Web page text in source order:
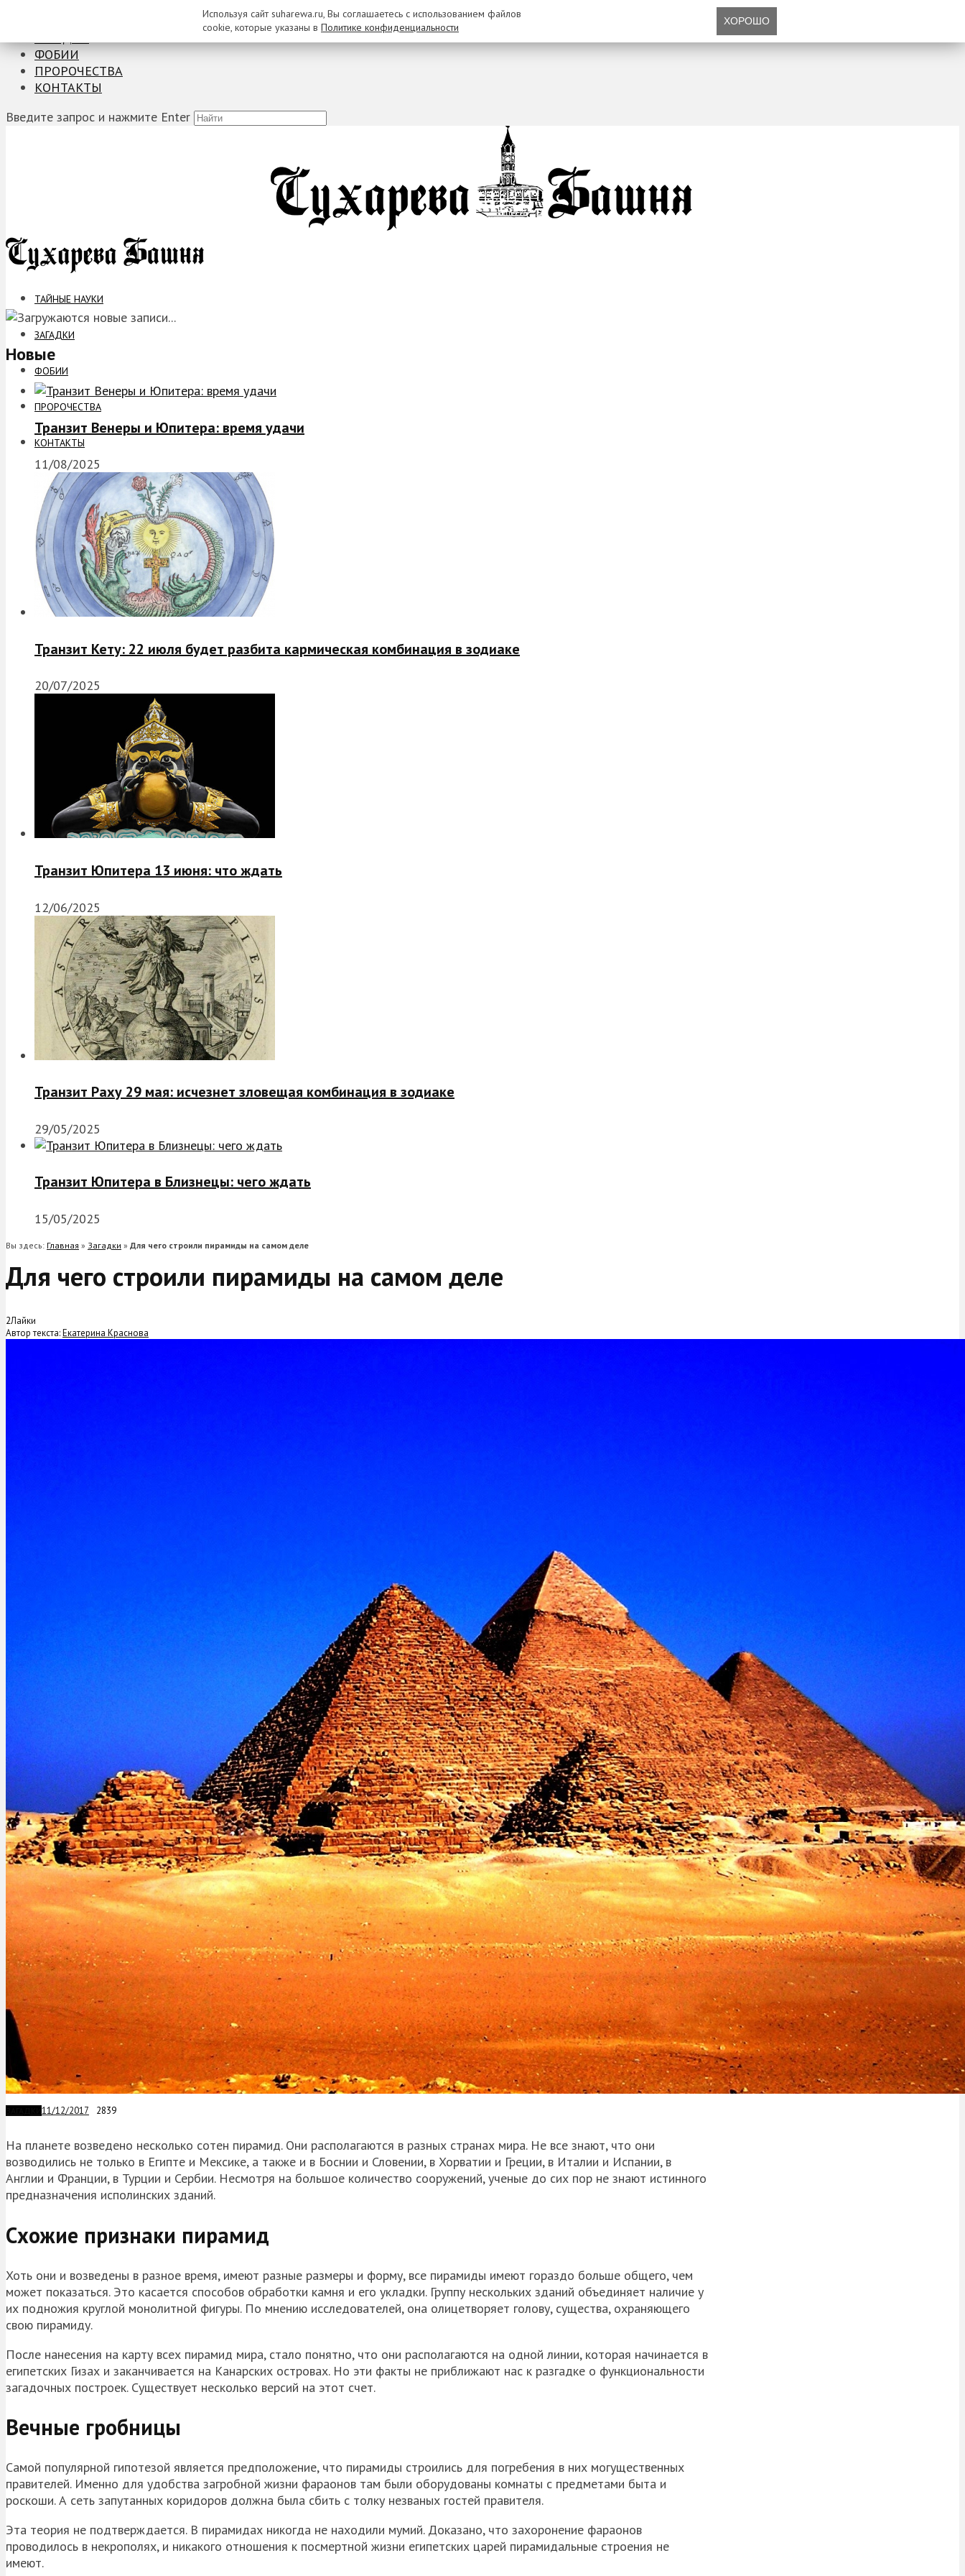
ФОБИИ
ПРОРОЧЕСТВА
КОНТАКТЫ
Введите запрос и нажмите Enter
ТАЙНЫЕ НАУКИ
ЗАГАДКИ
ФОБИИ
ПРОРОЧЕСТВА
КОНТАКТЫ
Новые
Транзит Венеры и Юпитера: время удачи
11/08/2025
Транзит Кету: 22 июля будет разбита кармическая комбинация в зодиаке
20/07/2025
Транзит Юпитера 13 июня: что ждать
12/06/2025
Транзит Раху 29 мая: исчезнет зловещая комбинация в зодиаке
29/05/2025
Транзит Юпитера в Близнецы: чего ждать
15/05/2025
Вы здесь: Главная » Загадки » Для чего строили пирамиды на самом деле
Для чего строили пирамиды на самом деле
2Лайки
Автор текста:Екатерина Краснова
11/12/2017 2839
На планете возведено несколько сотен пирамид. Они располагаются в разных странах мира. Не все знают, что они
возводились не только в Египте и Мексике, а также и в Боснии и Словении, в Хорватии и Греции, в Италии и Испании, в
Англии и Франции, в Турции и Сербии. Несмотря на большое количество сооружений, ученые до сих пор не знают истинного
предназначения исполинских зданий.
Схожие признаки пирамид
Хоть они и возведены в разное время, имеют разные размеры и форму, все пирамиды имеют гораздо больше общего, чем
может показаться. Это касается способов обработки камня и его укладки. Группу нескольких зданий объединяет наличие у
их подножия круглой монолитной фигуры. По мнению исследователей, она олицетворяет голову, существа, охраняющего
свою пирамиду.
После нанесения на карту всех пирамид мира, стало понятно, что они располагаются на одной линии, которая начинается в
египетских Гизах и заканчивается на Канарских островах. Но эти факты не приближают нас к разгадке о функциональности
загадочных построек. Существует несколько версий на этот счет.
Вечные гробницы
Самой популярной гипотезой является предположение, что пирамиды строились для погребения в них могущественных
правителей. Именно для удобства загробной жизни фараонов там были оборудованы комнаты с предметами быта и
роскоши. А сеть запутанных коридоров должна была сбить с толку незваных гостей правителя.
Эта теория не подтверждается. В пирамидах никогда не находили мумий. Доказано, что захоронение фараонов
проводилось в некрополях, и никакого отношения к посмертной жизни египетских царей пирамидальные строения не
имеют.
Используя сайт suharewa.ru, Вы соглашаетесь с использованием файлов
cookie, которые указаны в Политике конфиденциальности ХОРОШО